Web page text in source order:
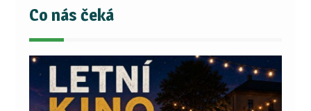
Co nás čeká